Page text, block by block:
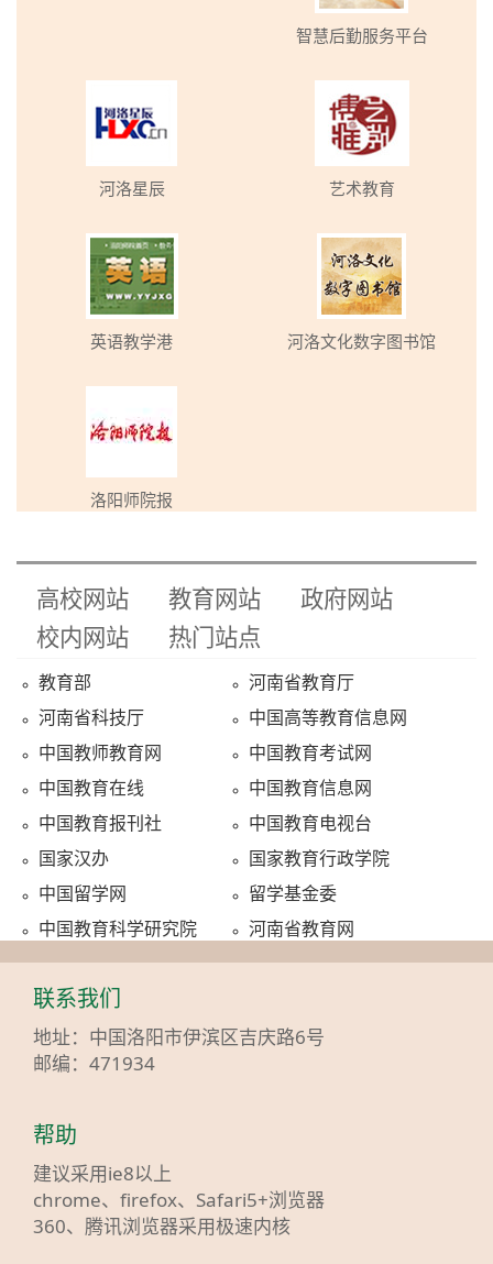
智慧后勤服务平台
河洛星辰 艺术教育
英语教学港 河洛文化数字图书馆
洛阳师院报
高校网站 教育网站
政府网站
校内网站
热门站点
教育部
河南省教育厅
河南省科技厅
中国高等教育信息网
中国教师教育网
中国教育考试网
中国教育在线
中国教育信息网
中国教育报刊社
中国教育电视台
国家汉办
国家教育行政学院
中国留学网
留学基金委
中国教育科学研究院
河南省教育网
联系我们
地址：中国洛阳市伊滨区吉庆路6号
邮编：471934
帮助
建议采用ie8以上
chrome、firefox、Safari5+浏览器
360、腾讯浏览器采用极速内核